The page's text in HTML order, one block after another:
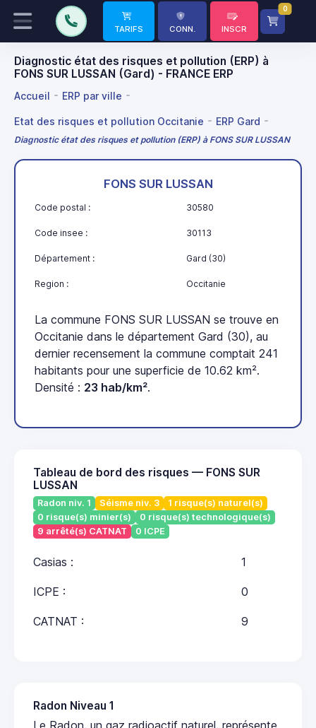
TARIFS CONN. INSCR
0
Diagnostic état des risques et pollution (ERP) à
FONS SUR LUSSAN (Gard) - FRANCE ERP
Accueil ERP par ville
Etat des risques et pollution Occitanie ERP Gard
Diagnostic état des risques et pollution (ERP) à FONS SUR LUSSAN
FONS SUR LUSSAN
Code postal : 30580
Code insee : 30113
Département : Gard (30)
Region : Occitanie
La commune FONS SUR LUSSAN se trouve en
Occitanie dans le département Gard (30), au
dernier recensement la commune comptait 241
habitants pour une superficie de 10.62 km².
Densité : 23 hab/km².
Tableau de bord des risques — FONS SUR
LUSSAN
Radon niv. 1 Séisme niv. 3
1 risque(s) naturel(s)
0 risque(s) minier(s)
0 risque(s) technologique(s)
9 arrêté(s) CATNAT
0 ICPE
Casias : 1
ICPE : 0
CATNAT : 9
Radon Niveau 1
Le Radon, un gaz radioactif naturel, représente